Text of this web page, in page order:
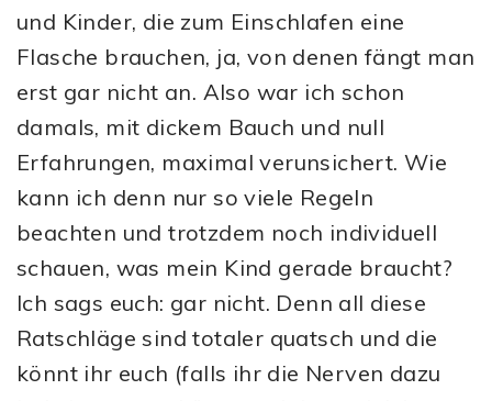
und Kinder, die zum Einschlafen eine
Flasche brauchen, ja, von denen fängt man
erst gar nicht an. Also war ich schon
damals, mit dickem Bauch und null
Erfahrungen, maximal verunsichert. Wie
kann ich denn nur so viele Regeln
beachten und trotzdem noch individuell
schauen, was mein Kind gerade braucht?
Ich sags euch: gar nicht. Denn all diese
Ratschläge sind totaler quatsch und die
könnt ihr euch (falls ihr die Nerven dazu